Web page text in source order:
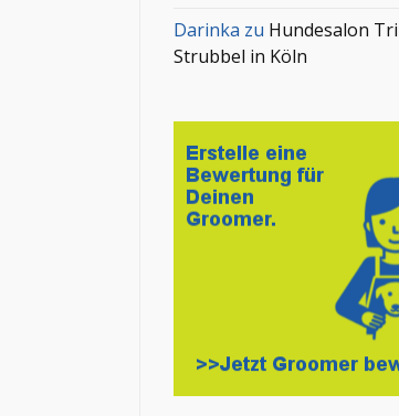
Darinka zu Hundesalon
Strubbel in Köln